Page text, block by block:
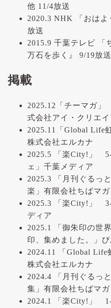
他 11/4放送
2020.3 NHK 「おは
放送
2015.9 千葉テレビ 「
万石を歩く』 9/19放送
掲載
2025.12「チーマガ
式会社アイ・クリエ
2025.11「Global Life
株式会社エルカナ
2025.5 「楽City!」
ェ」千葉メディア
2025.3 「月刊ぐるっ
楽」有限会社ちばマガ
2025.3 「楽City!」
ディア
2025.1 「御朱印の世
印、集めました。」
2024.11 「Global
株式会社エルカナ
2024.4 「月刊ぐるっ
集」有限会社ちばマガ
2024.1 「楽City!」